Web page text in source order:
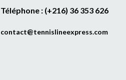
Téléphone : (+216) 36 353 626
contact@tennislineexpress.com